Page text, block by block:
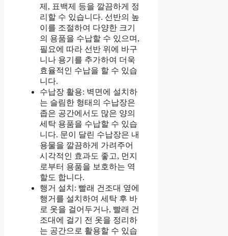
제, 표백제 등을 깔끔하게 정
리할 수 있습니다. 선반의 높
이를 조절하여 다양한 크기
의 용품을 수납할 수 있으며,
필요에 따라 선반 위에 바구
니나 용기를 추가하여 더욱
효율적인 수납을 할 수 있습
니다.
수납장 활용: 벽면에 설치하
는 슬림한 형태의 수납장은
좁은 공간에서도 많은 양의
세탁 용품을 수납할 수 있습
니다. 문이 달린 수납장은 내
용물을 깔끔하게 가려주어
시각적인 효과도 좋고, 먼지
로부터 용품을 보호하는 역
할도 합니다.
행거 설치: 빨래 건조대 옆에
행거를 설치하여 세탁 후 바
로 옷을 걸어두거나, 빨래 건
조대에 걸기 전 옷을 정리하
는 공간으로 활용할 수 있습